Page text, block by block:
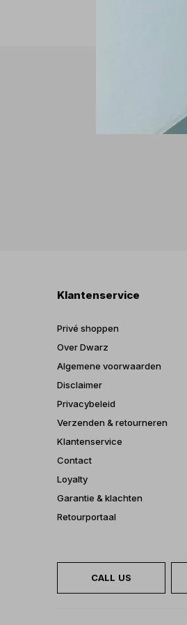
Klantenservice
Privé shoppen
Over Dwarz
Algemene voorwaarden
Disclaimer
Privacybeleid
Verzenden & retourneren
Klantenservice
Contact
Loyalty
Garantie & klachten
Retourportaal
CALL US